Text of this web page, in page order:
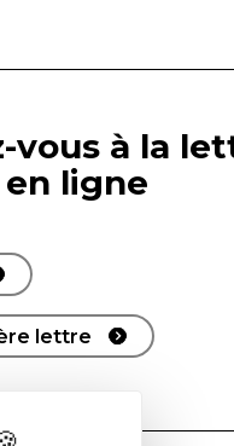
vous à la
en ligne
lettre